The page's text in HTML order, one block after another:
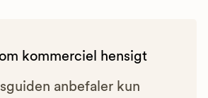
kommerciel hensigt
anbefaler kun